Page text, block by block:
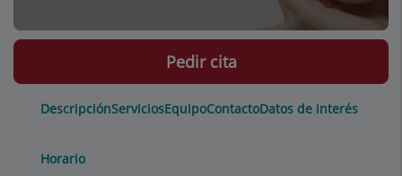
DescripciónServiciosEquipoContactoDatos de interés
Horario
Pedir cita